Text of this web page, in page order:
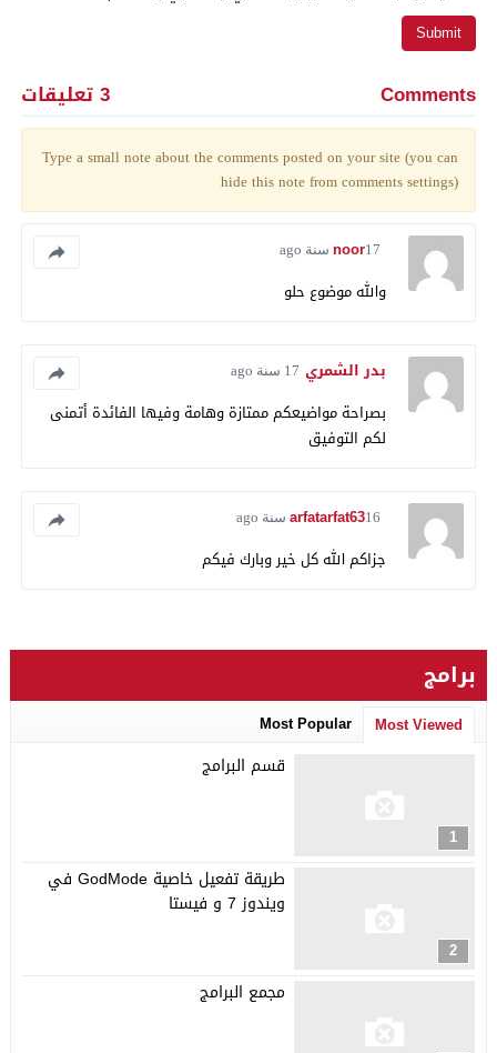
Comments 3 تعليقات
Type a small note about the comments posted on your site (you can
hide this note from comments settings)
noor17 سنة ago
والله موضوع حلو
بدر الشمري 17 سنة ago
بصراحة مواضيعكم ممتازة وهامة وفيها الفائدة أتمنى
لكم التوفيق
arfatarfat6316 سنة ago
جزاكم الله كل خير وبارك فيكم
برامج
Most Viewed
Most Popular
1
قسم البرامج
2
طريقة تفعيل خاصية GodMode في
ويندوز 7 و فيستا
مجمع البرامج